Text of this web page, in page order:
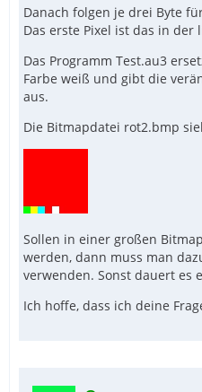
Danach folgen je drei Byte
Das erste Pixel ist das in der
Das Programm Test.au3
Farbe weiß und gibt die
aus.
Die Bitmapdatei rot2.bmp
Sollen in einer großen
werden, dann muss man
verwenden. Sonst dauert es
Ich hoffe, dass ich deine